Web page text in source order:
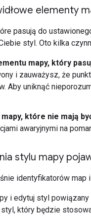
elementy
pasują do
styl. Oto kilka
mapy, który
i zauważysz, że
Aby uniknąć
które nie mają
awaryjnymi na
stylu mapy
identyfikatorów
i edytuj styl
styl, który będzie